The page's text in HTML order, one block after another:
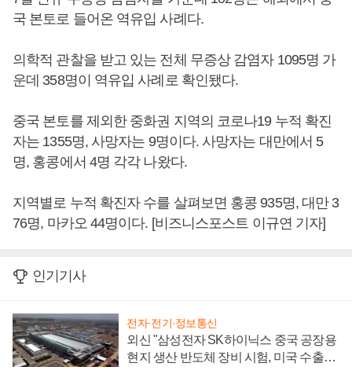
국 본토로 들어온 역유입 사례다.
의학적 관찰을 받고 있는 전체 무증상 감염자 1095명 가
운데 358명이 역유입 사례로 확인됐다.
중국 본토를 제외한 중화권 지역의 코로나19 누적 확진
자는 1355명, 사망자는 9명이다. 사망자는 대만에서 5
명, 홍콩에서 4명 각각 나왔다.
지역별로 누적 확진자 수를 살펴보면 홍콩 935명, 대만 3
76명, 마카오 44명이다. [비즈니스포스트 이규연 기자]
인기기사
전자·전기·정보통신
외신 "삼성전자 SK하이닉스 중국 공장용
현지 생산 반도체 장비 시험, 미국 수출통